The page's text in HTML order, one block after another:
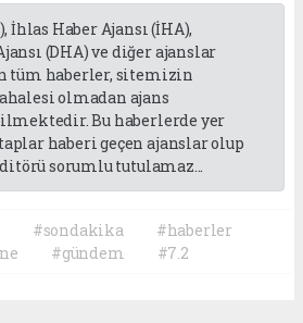
İhlas Haber Ajansı (İHA),
(DHA) ve diğer ajanslar
tüm haberler, sitemizin
olmadan ajans
Bu haberlerde yer
haberi geçen ajanslar olup
sorumlu tutulamaz...
#sondakika
#haberler
#gündem #7.2